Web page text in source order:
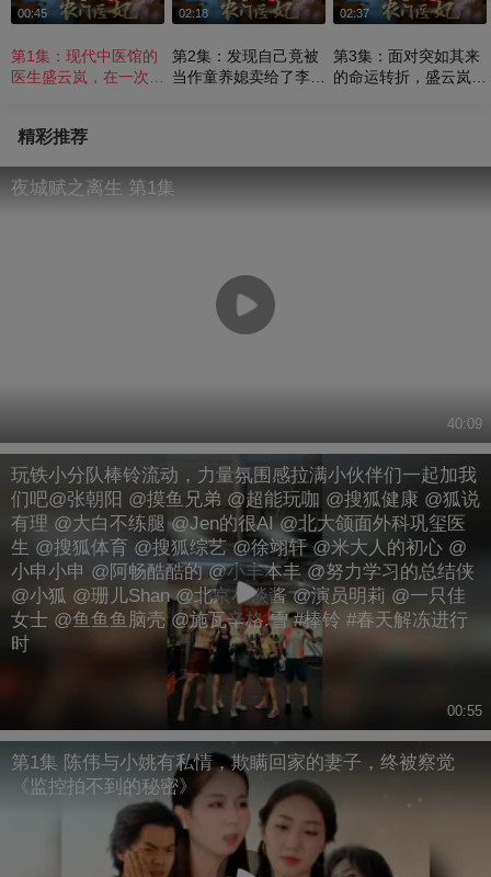
00:45
第1集：现代中医馆的
医生盛云岚，在一次意
妃》
02:18
第2集：发现自己竟被
当作童养媳卖给了李家
02:37
第3集：面对突如其来
的命运转折，盛云岚没
精彩推荐
夜城赋之离生 第1集
40:09
玩铁小分队棒铃流动，力量氛围感拉满小伙伴们一起加我
们吧@张朝阳 @摸鱼兄弟 @超能玩咖 @搜狐健康 @狐说
有理 @大白不练腿 @Jen的很AI @北大颌面外科巩玺医
生 @搜狐体育 @搜狐综艺 @徐翊轩 @米大人的初心 @
小申小申 @阿畅酷酷的 @小丰本丰 @努力学习的总结侠
@小狐 @珊儿Shan @北京小谈酱 @演员明莉 @一只佳
女士 @鱼鱼鱼脑壳 @施瓦辛格.雪 #棒铃 #春天解冻进行
时
00:55
第1集 陈伟与小姚有私情，欺瞒回家的妻子，终被察觉
《监控拍不到的秘密》